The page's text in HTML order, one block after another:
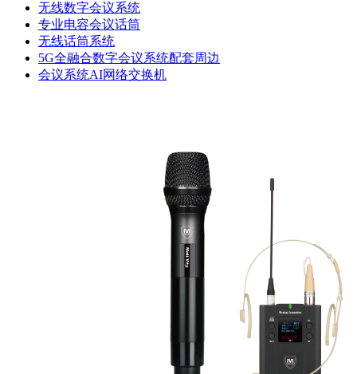
无线数字会议系统
专业电容会议话筒
无线话筒系统
5G全融合数字会议系统配套周边
会议系统AI网络交换机